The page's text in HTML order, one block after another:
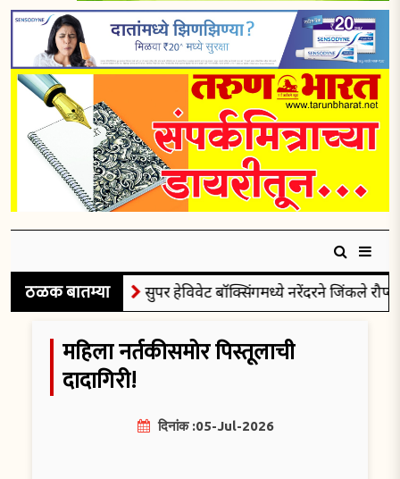
ठळक बातम्या सुपर हेविवेट बॉक्सिंगमध्ये नरेंदरने जिंकले रौप्यपदक
महिला नर्तकीसमोर पिस्तूलाची
दादागिरी!
दिनांक :05-Jul-2026